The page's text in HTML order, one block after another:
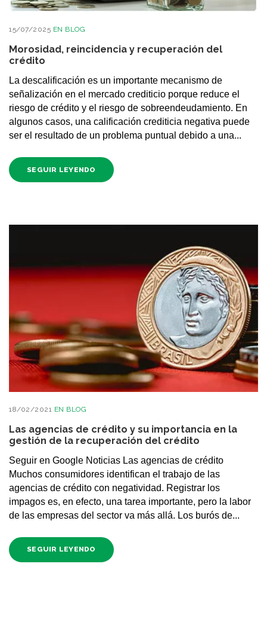
15/07/2025 EN BLOG
Morosidad, reincidencia y recuperación del
crédito
La descalificación es un importante mecanismo de
señalización en el mercado crediticio porque reduce el
riesgo de crédito y el riesgo de sobreendeudamiento. En
algunos casos, una calificación crediticia negativa puede
ser el resultado de un problema puntual debido a una...
SEGUIR LEYENDO
18/02/2021 EN BLOG
Las agencias de crédito y su importancia en la
gestión de la recuperación del crédito
Seguir en Google Noticias Las agencias de crédito
Muchos consumidores identifican el trabajo de las
agencias de crédito con negatividad. Registrar los
impagos es, en efecto, una tarea importante, pero la labor
de las empresas del sector va más allá. Los burós de...
SEGUIR LEYENDO